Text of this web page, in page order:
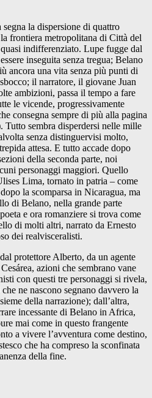
la dispersione di quattro
frontiera metropolitana di Città del
indifferenziato. Lupe fugge dal
inseguita senza tregua; Belano
ancora una vita senza più punti di
il narratore, il giovane Juan
ambizioni, passa il tempo a fare
le vicende, progressivamente
consegna sempre di più alla pagina
Tutto sembra disperdersi nelle mille
senza distinguervisi molto,
attesa. E tutto accade dopo
della seconda parte, noi
personaggi maggiori. Quello
Lima, tornato in patria – come
la scomparsa in Nicaragua, ma
di Belano, nella grande parte
e ora romanziere si trova come
di molti altri, narrato da Ernesto
dei realvisceralisti.
protettore Alberto, da un agente
azioni che sembrano vane
con questi tre personaggi si rivela,
ne nascono segnano davvero la
della narrazione); dall’altra,
incessante di Belano in Africa,
mai come in questo frangente
a vivere l’avventura come destino,
che ha compreso la sconfinata
della fine.